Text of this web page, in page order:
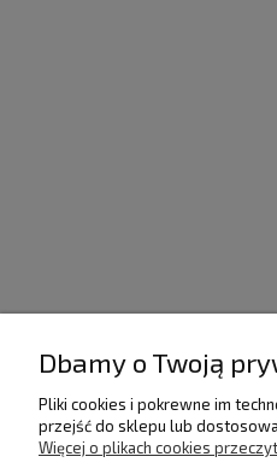
POMOC
Regulamin
Dbamy o Twoją
Pliki cookies i pokrewne im
przejść do sklepu lub
Więcej o plikach cookies